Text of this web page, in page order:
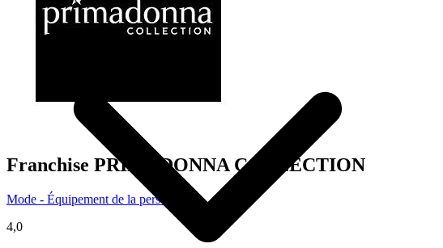
Franchise PRIMADONNA COLLECTION
Mode - Équipement de la personne
4,0